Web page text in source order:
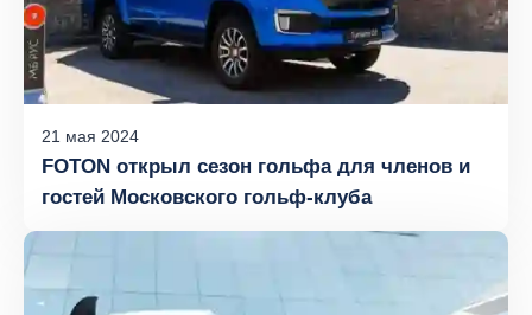
21 мая 2024
FOTON открыл сезон гольфа для членов и
гостей Московского гольф-клуба